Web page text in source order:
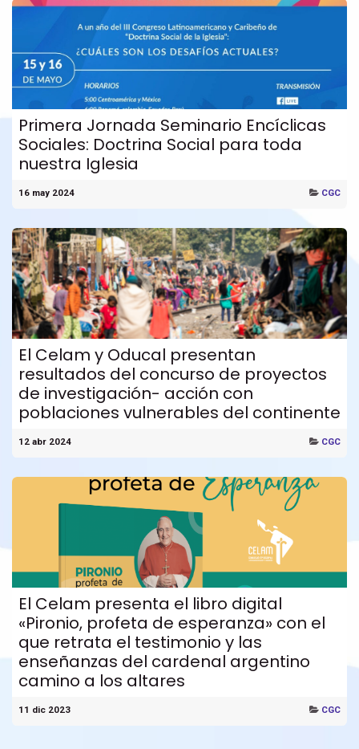
Primera Jornada Seminario Encíclicas
Sociales: Doctrina Social para toda
nuestra Iglesia
16 may 2024 CGC
El Celam y Oducal presentan
resultados del concurso de proyectos
de investigación- acción con
poblaciones vulnerables del continente
12 abr 2024 CGC
El Celam presenta el libro digital
«Pironio, profeta de esperanza» con el
que retrata el testimonio y las
enseñanzas del cardenal argentino
camino a los altares
11 dic 2023 CGC